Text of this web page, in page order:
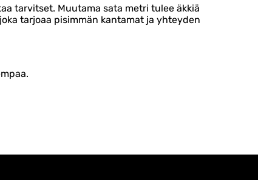
tarvitset. Muutama sata metri tulee äkkiä
tarjoaa pisimmän kantamat ja yhteyden